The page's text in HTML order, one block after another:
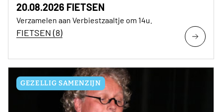
20.08.2026 FIETSEN
Verzamelen aan Verbiestzaaltje om 14u.
FIETSEN (8)
GEZELLIG SAMENZIJN